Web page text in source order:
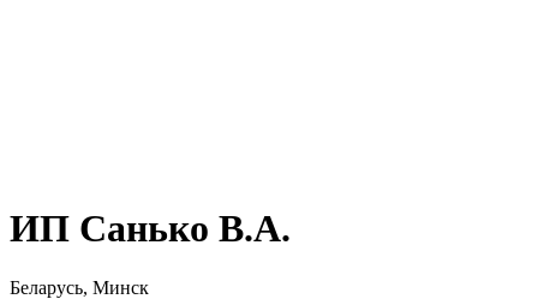
ИП Санько В.А.
Беларусь, Минск